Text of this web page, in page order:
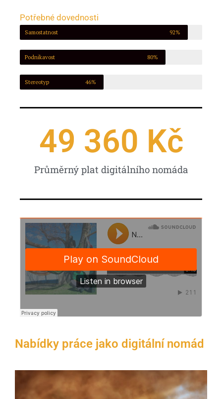
Potřebné dovednosti
Samostatnost 92%
Podnikavost 80%
Stereotyp 46%
Průměrný plat digitálního nomáda
49 360 Kč
Nabídky práce jako digitální nomád